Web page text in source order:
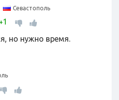
Севастополь
+1
но нужно время.